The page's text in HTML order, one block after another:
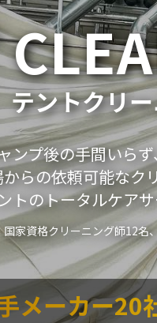
テントクリ
ンプ後の手間いらず
らの依頼可能なク
トのトータルケア
国家資格クリーニング師12名
メーカー20